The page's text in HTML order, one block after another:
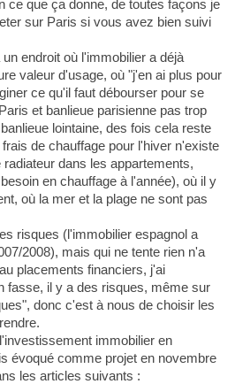
ce que ça donne, de toutes façons je
sur Paris si vous avez bien suivi
endroit où l'immobilier a déjà
valeur d'usage, où "j'en ai plus pour
ce qu'il faut débourser pour se
et banlieue parisienne pas trop
lointaine, des fois cela reste
de chauffage pour l'hiver n'existe
dans les appartements,
en chauffage à l'année), où il y
où la mer et la plage ne sont pas
risques (l'immobilier espagnol a
2008), mais qui ne tente rien n'a
placements financiers, j'ai
fasse, il y a des risques, même sur
donc c'est à nous de choisir les
immobilier en
évoqué comme projet en novembre
les articles suivants :